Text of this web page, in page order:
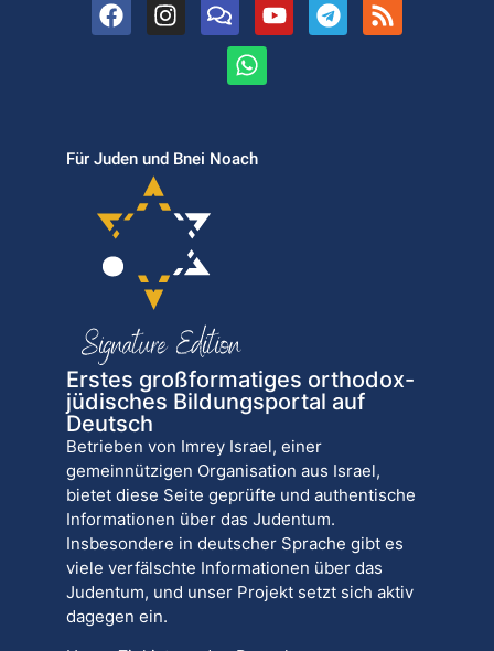
Für Juden und Bnei Noach
Erstes großformatiges orthodox-
jüdisches Bildungsportal auf
Deutsch
Betrieben von Imrey Israel, einer
gemeinnützigen Organisation aus Israel,
bietet diese Seite geprüfte und authentische
Informationen über das Judentum.
Insbesondere in deutscher Sprache gibt es
viele verfälschte Informationen über das
Judentum, und unser Projekt setzt sich aktiv
dagegen ein.